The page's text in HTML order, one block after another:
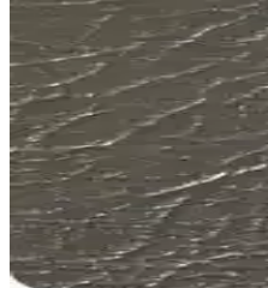
Dives Tekstil Sicilya
Sicilia Premium ve Fixall
Geoderik Makina Spiral
Geoderik markasının 15 metre
Dives Tekstil Lincoln ve